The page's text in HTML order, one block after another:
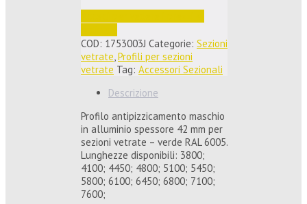
COD: 1753003J Categorie: Sezioni
vetrate,Profili per sezioni
vetrate Tag: Accessori Sezionali
Descrizione
Profilo antipizzicamento maschio
in alluminio spessore 42 mm per
sezioni vetrate – verde RAL 6005.
Lunghezze disponibili: 3800;
4100; 4450; 4800; 5100; 5450;
5800; 6100; 6450; 6800; 7100;
7600;